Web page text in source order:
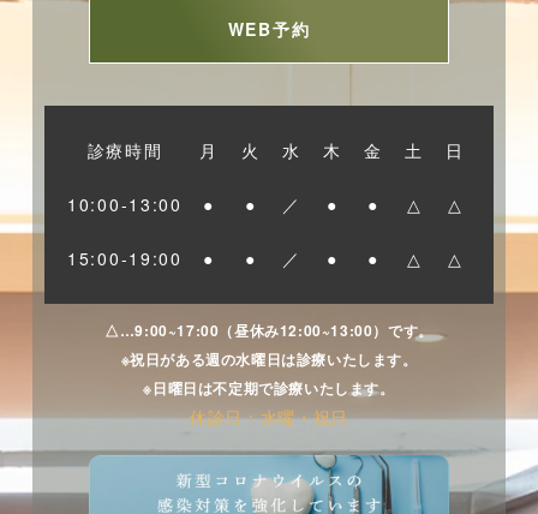
WEB予約
診療時間 月 火 水 木 金 土 日
10:00-13:00 ● ● ／ ● ● △ △
15:00-19:00 ● ● ／ ● ● △ △
△…9:00~17:00（昼休み12:00~13:00）です。
※祝日がある週の水曜日は診療いたします。
※日曜日は不定期で診療いたします。
休診日：水曜・祝日